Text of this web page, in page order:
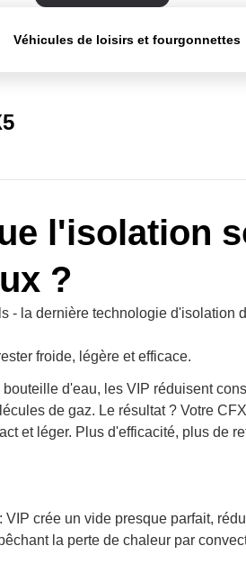
Véhicules de loisirs et fourgonnettes
l'isolation
?
- la dernière technologie d'isolation
froide, légère et efficace.
d'eau, les VIP réduisent
de gaz. Le résultat ? Votre
et léger. Plus d'efficacité, plus de
VIP crée un vide presque parfait,
la perte de chaleur par